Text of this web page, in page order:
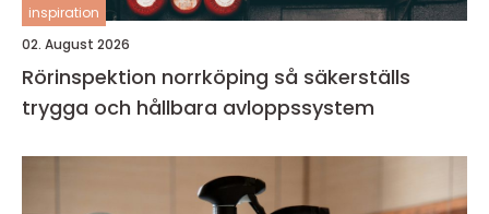
inspiration
02. August 2026
Rörinspektion norrköping så säkerställs
trygga och hållbara avloppssystem